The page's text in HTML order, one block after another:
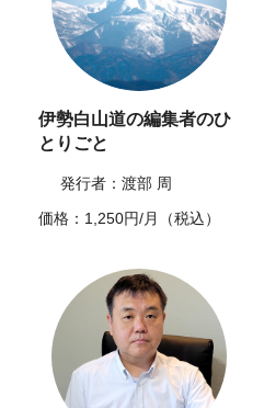
伊勢白山道の編集者のひ
とりごと
発行者：渡部 周
価格：1,250円/月（税込）